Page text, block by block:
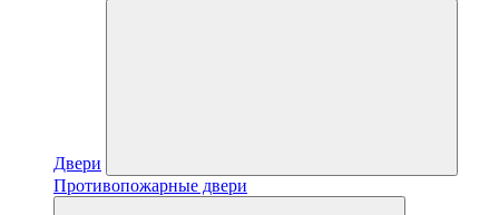
Двери
Противопожарные двери